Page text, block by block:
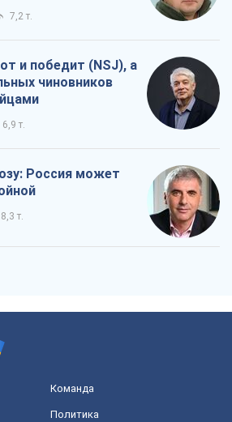
7,2 т.
и победит (NSJ), а
чиновников
6,9 т.
Россия может
8,3 т.
Команда
Политика